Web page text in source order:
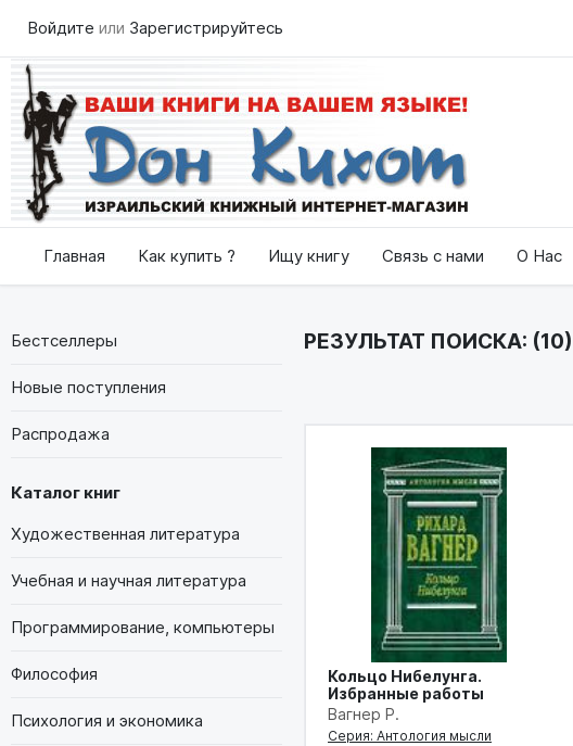
Войдите или Зарегистрируйтесь
Главная Как купить ? Ищу книгу Связь с нами О Нас
Бестселлеры
Новые поступления
Распродажа
Каталог книг
Художественная литература
Учебная и научная литература
Программирование, компьютеры
Философия
Психология и экономика
РЕЗУЛЬТАТ ПОИСКА: (10)
Кольцо Нибелунга.
Избранные работы
Вагнер Р.
Серия: Антология мысли